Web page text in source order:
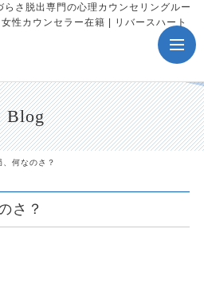
さ脱出専門の心理カウンセリングルー
性カウンセラー在籍 | リバースハート
Blog
何なのさ？
さ？
toggle